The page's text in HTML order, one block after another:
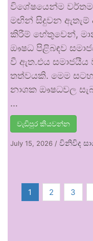
විශේෂයෙන්ම
මඟින් සිදුවන ඇතැම්
කිරීම් හේතුවෙන්,
ඖෂධ පිළිබඳව
වී ඇත.එය සමාජයීය
තත්වයකි. මෙම
නාශක ඖෂධවල
…
වැඩිපුර කියවන්න
July 15, 2026 / විනිවිද
1 2 3